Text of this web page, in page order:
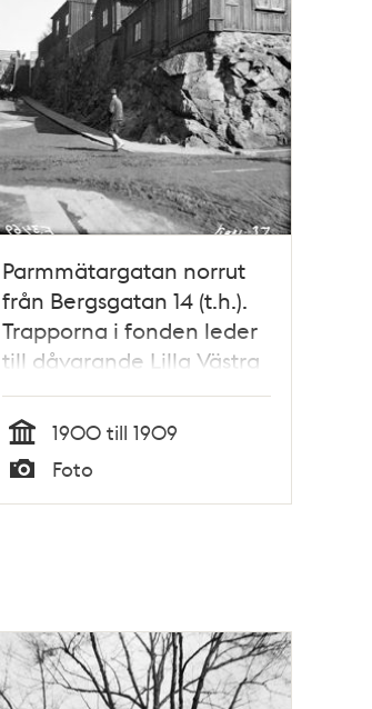
Parmmätargatan norrut
från Bergsgatan 14 (t.h.).
Trapporna i fonden leder
till dåvarande Lilla Västra
Kvarngränd, nu
Kungsklippan. Nuvarande
kv. Opalen
Tid
1900 till 1909
Typ
Foto